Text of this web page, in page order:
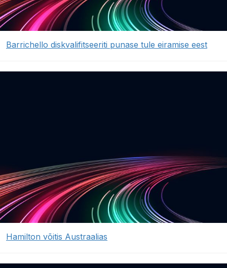
Barrichello diskvalifitseeriti punase tule eiramise eest
Hamilton võitis Austraalias